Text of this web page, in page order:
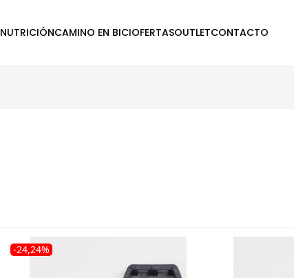
NUTRICIÓNCAMINO EN BICIOFERTASOUTLETCONTACTO
-24,24%